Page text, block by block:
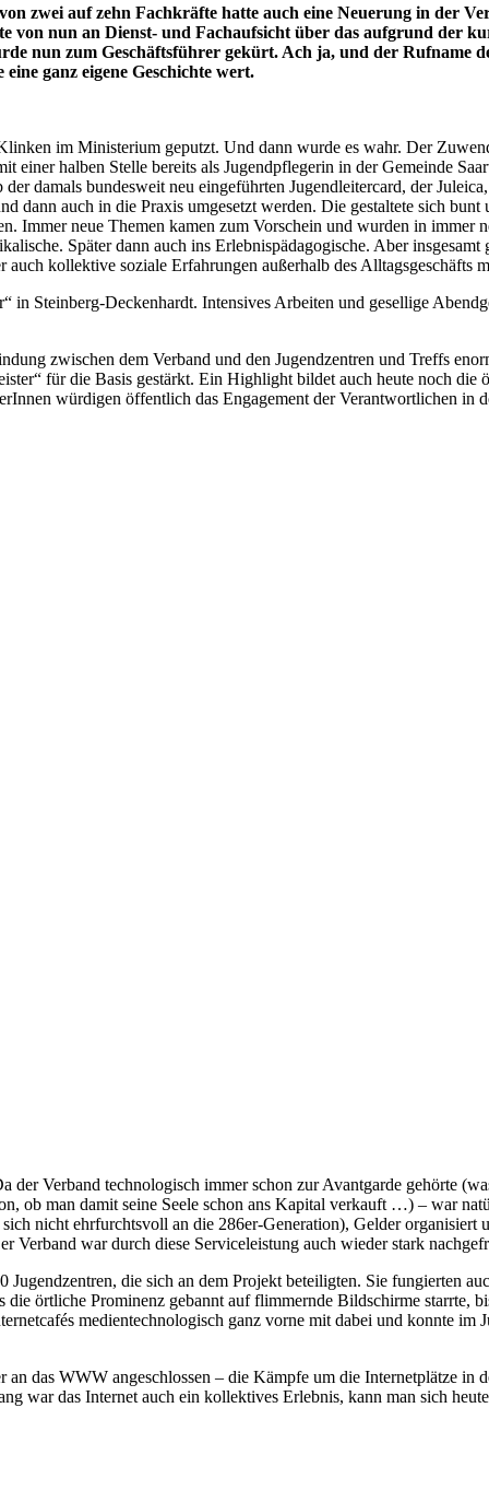
zwei auf zehn Fachkräfte hatte auch eine Neuerung in der
von nun an Dienst- und Fachaufsicht über das aufgrund der
nun zum Geschäftsführer gekürt. Ach ja, und der Rufname
ganz eigene Geschichte wert.
im Ministerium geputzt. Und dann wurde es wahr. Der
einer halben Stelle bereits als Jugendpflegerin in der Gemeinde
damals bundesweit neu eingeführten Jugendleitercard, der
dann auch in die Praxis umgesetzt werden. Die gestaltete sich
Immer neue Themen kamen zum Vorschein und wurden in immer
Später dann auch ins Erlebnispädagogische. Aber
kollektive soziale Erfahrungen außerhalb des Alltagsgeschäfts
in Steinberg-Deckenhardt. Intensives Arbeiten und gesellige
zwischen dem Verband und den Jugendzentren und Treffs
für die Basis gestärkt. Ein Highlight bildet auch heute noch
würdigen öffentlich das Engagement der Verantwortlichen in
Verband technologisch immer schon zur Avantgarde gehörte
ob man damit seine Seele schon ans Kapital verkauft …) – war
nicht ehrfurchtsvoll an die 286er-Generation), Gelder organisiert
Verband war durch diese Serviceleistung auch wieder stark
Jugendzentren, die sich an dem Projekt beteiligten. Sie fungierten
örtliche Prominenz gebannt auf flimmernde Bildschirme starrte,
medientechnologisch ganz vorne mit dabei und konnte im
das WWW angeschlossen – die Kämpfe um die Internetplätze in
war das Internet auch ein kollektives Erlebnis, kann man sich